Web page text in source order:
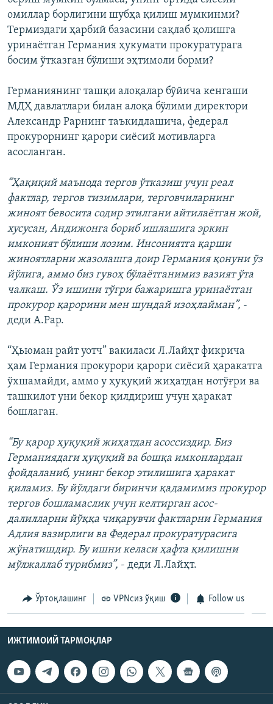
омиллар борлигини шубҳа қилиш мумкинми?
Термиздаги ҳарбий базасини сақлаб қолишга
уринаëтган Германия ҳукумати прокуратурага
босим ўтказган бўлиши эҳтимоли борми?
Германиянинг ташқи алоқалар бўйича кенгаши
МДҲ давлатлари билан алоқа бўлими директори
Александр Рарнинг таъкидлашича, федерал
прокурорнинг қарори сиëсий мотивларга
асосланган.
“Ҳақиқий маънода тергов ўтказиш учун реал
фактлар, тергов тизимлари, терговчиларнинг
жиноят бевосита содир этилгани айтилаëтган жой,
хусусан, Андижонга бориб ишлашига эркин
имконият бўлиши лозим. Инсониятга қарши
жиноятларни жазолашга доир Германия қонуни ўз
йўлига, аммо биз гувоҳ бўлаëтганимиз вазият ўта
чалкаш. Ўз ишини тўғри бажаришга уринаëтган
прокурор қарорини мен шундай изоҳлайман”, -
деди А.Рар.
“Ҳьюман райт уотч” вакиласи Л.Лайҳт фикрича
ҳам Германия прокурори қарори сиëсий ҳаракатга
ўхшамайди, аммо у ҳуқуқий жиҳатдан нотўғри ва
ташкилот уни бекор қилдириш учун ҳаракат
бошлаган.
“Бу қарор ҳуқуқий жиҳатдан асоссиздир. Биз
Германиядаги ҳуқуқий ва бошқа имконлардан
фойдаланиб, унинг бекор этилишига ҳаракат
қиламиз. Бу йўлдаги биринчи қадамимиз прокурор
тергов бошламаслик учун келтирган асос-
далилларни йўққа чиқарувчи фактларни Германия
Адлия вазирлиги ва Федерал прокуратурасига
жўнатишдир. Бу ишни келаси ҳафта қилишни
мўлжаллаб турибмиз”, - деди Л.Лайҳт.
Ўртоқлашинг VPNсиз ўқиш Follow us
ИЖТИМОИЙ ТАРМОҚЛАР